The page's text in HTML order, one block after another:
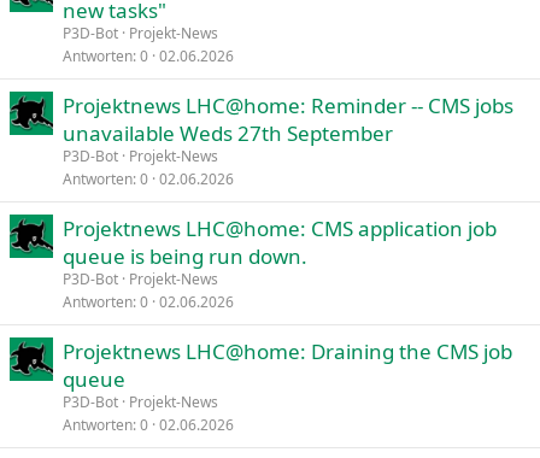
new tasks"
P3D-Bot Projekt-News
Antworten 0 02.06.2026
Projektnews LHC@home: Reminder -- CMS jobs
unavailable Weds 27th September
P3D-Bot Projekt-News
Antworten 0 02.06.2026
Projektnews LHC@home: CMS application job
queue is being run down.
P3D-Bot Projekt-News
Antworten 0 02.06.2026
Projektnews LHC@home: Draining the CMS job
queue
P3D-Bot Projekt-News
Antworten 0 02.06.2026